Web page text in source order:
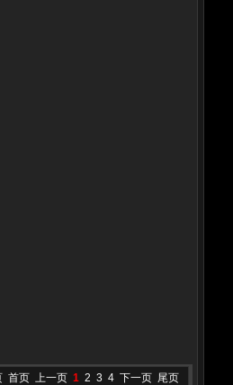
首页 上一页 1 2 3 4 下一页 尾页